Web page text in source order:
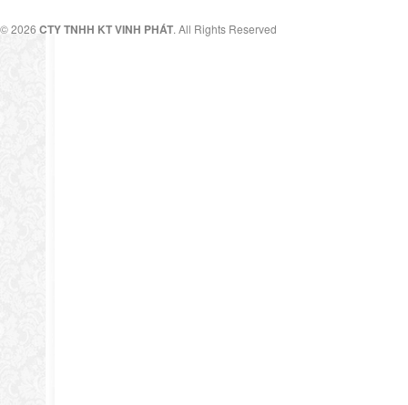
© 2026 CTY TNHH KT VINH PHÁT. All Rights Reserved